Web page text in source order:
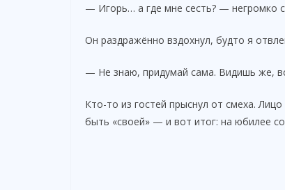
— Игорь… а где мне сесть? — негромко
Он раздражённо вздохнул, будто я
— Не знаю, придумай сама. Видишь же,
Кто-то из гостей прыснул от смеха.
быть «своей» — и вот итог: на юбилее